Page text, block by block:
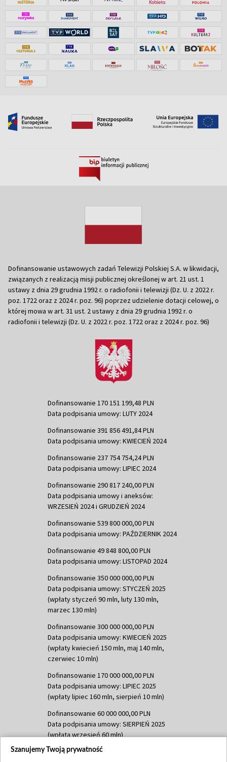
Dofinansowanie ustawowych zadań Telewizji Polskiej S.A. w likwidacji,
związanych z realizacją misji publicznej określonej w art. 21 ust. 1
ustawy z dnia 29 grudnia 1992 r. o radiofonii i telewizji (Dz. U. z 2022 r.
poz. 1722 oraz z 2024 r. poz. 96) poprzez udzielenie dotacji celowej, o
której mowa w art. 31 ust. 2 ustawy z dnia 29 grudnia 1992 r. o
radiofonii i telewizji (Dz. U. z 2022 r. poz. 1722 oraz z 2024 r. poz. 96)
Dofinansowanie 170 151 199,48 PLN
Data podpisania umowy: LUTY 2024
Dofinansowanie 391 856 491,84 PLN
Data podpisania umowy: KWIECIEŃ 2024
Dofinansowanie 237 754 754,24 PLN
Data podpisania umowy: LIPIEC 2024
Dofinansowanie 290 817 240,00 PLN
Data podpisania umowy i aneksów:
WRZESIEŃ 2024 i GRUDZIEŃ 2024
Dofinansowanie 539 800 000,00 PLN
Data podpisania umowy: PAŹDZIERNIK 2024
Dofinansowanie 49 848 800,00 PLN
Data podpisania umowy: LISTOPAD 2024
Dofinansowanie 350 000 000,00 PLN
Data podpisania umowy: STYCZEŃ 2025
(wpłaty styczeń 90 mln, luty 130 mln,
marzec 130 mln)
Dofinansowanie 300 000 000,00 PLN
Data podpisania umowy: KWIECIEŃ 2025
(wpłaty kwiecień 150 mln, maj 140 mln,
czerwiec 10 mln)
Dofinansowanie 170 000 000,00 PLN
Data podpisania umowy: LIPIEC 2025
(wpłaty lipiec 160 mln, sierpień 10 mln)
Dofinansowanie 60 000 000,00 PLN
Data podpisania umowy: SIERPIEŃ 2025
(wpłata wrzesień 60 mln)
Dofinansowanie 635 783 051,21 PLN
Szanujemy Twoją prywatność